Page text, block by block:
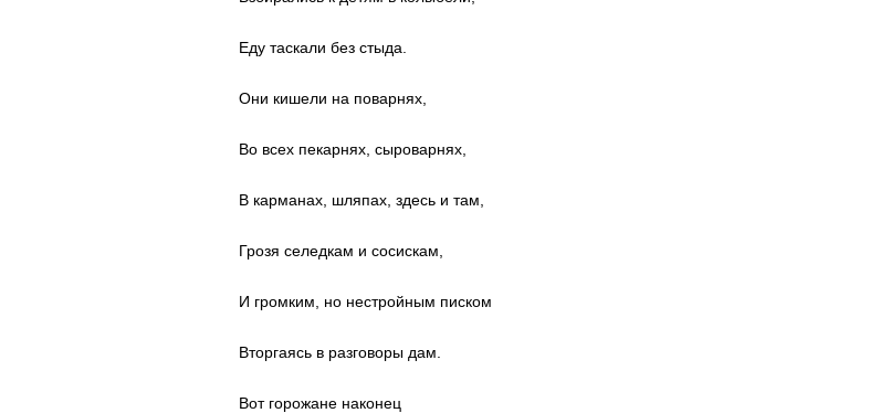
Еду таскали без стыда.
Они кишели на поварнях,
Во всех пекарнях, сыроварнях,
В карманах, шляпах, здесь и там,
Грозя селедкам и сосискам,
И громким, но нестройным писком
Вторгаясь в разговоры дам.
Вот горожане наконец